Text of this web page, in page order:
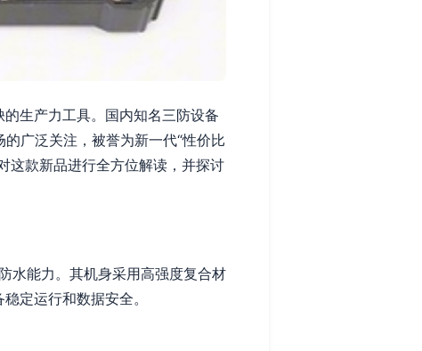
生产力工具。国内知名三防设备
广泛关注，被誉为新一代“性价比
这款新品进行全方位解读，并探讨
水能力。其机身采用高强度复合材
定运行和数据安全。